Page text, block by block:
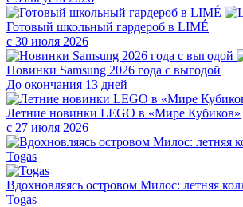
Готовый школьный гардероб в LIMÉ
с 30 июля 2026
Новинки Samsung 2026 года с выгодой
До окончания 13 дней
Летние новинки LEGO в «Мире Кубиков»
с 27 июля 2026
Вдохновляясь островом Милос: летняя
Togas